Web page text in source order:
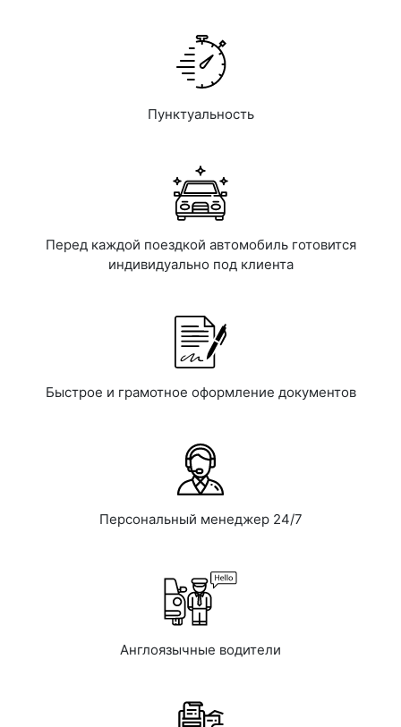
Пунктуальность
Перед каждой поездкой автомобиль готовится
индивидуально под клиента
Быстрое и грамотное оформление документов
Персональный менеджер 24/7
Англоязычные водители